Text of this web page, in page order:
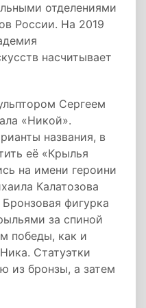
отделениями
России. На 2019
насчитывает
Сергеем
«Никой».
названия, в
её «Крылья
на имени героини
Калатозова
фигурка
за спиной
победы, как и
Статуэтки
из бронзы, а затем